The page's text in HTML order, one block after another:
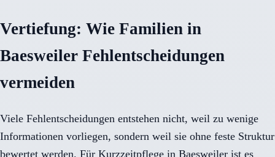
Vertiefung: Wie Familien in
Baesweiler Fehlentscheidungen
vermeiden
Viele Fehlentscheidungen entstehen nicht, weil zu wenige
Informationen vorliegen, sondern weil sie ohne feste Struktur
bewertet werden. Für Kurzzeitpflege in Baesweiler ist es